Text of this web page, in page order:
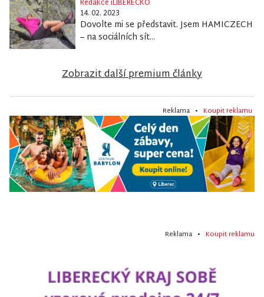
Redakce iLIBERECKO
14. 02. 2023
Dovolte mi se představit. Jsem HAMICZECH
– na sociálních sít...
Zobrazit další premium články
Reklama • Koupit reklamu
Reklama • Koupit reklamu